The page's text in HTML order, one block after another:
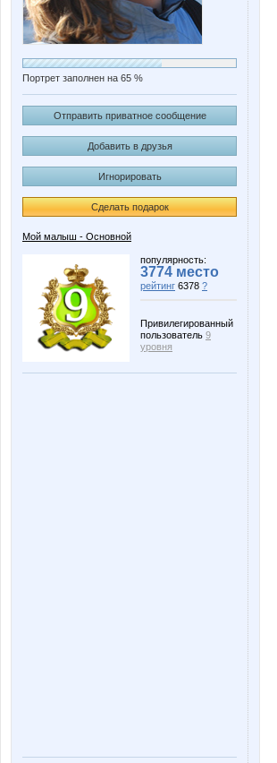
Портрет заполнен на 65 %
Отправить приватное сообщение
Добавить в друзья
Игнорировать
Сделать подарок
Мой малыш - Основной
популярность:
3774 место
рейтинг 6378 ?
Привилегированный
пользователь 9
уровня